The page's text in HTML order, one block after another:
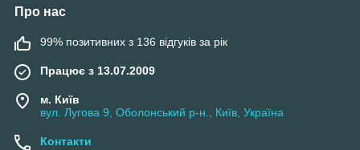
Про нас
99% позитивних з 136 відгуків за рік
Працює з 13.07.2009
м. Київ
вул. Лугова 9, Оболонський р-н., Київ, Україна
Контакти